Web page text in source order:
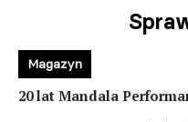
20 lat Mandala
Magazyn